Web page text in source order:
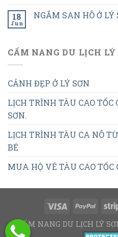
18
Jun
NGẮM SAN HÔ Ở LÝ
CẨM NANG DU LỊCH LÝ
CẢNH ĐẸP Ở LÝ SƠN
LỊCH TRÌNH TÀU CAO TỐC
SƠN.
LỊCH TRÌNH TÀU CA NÔ
BÉ
MUA HỘ VÉ TÀU CAO TỐC
CẨM NANG DU LỊCH LÝ